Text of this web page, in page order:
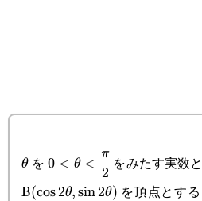
\theta
θを 0<\theta<\cfrac{\pi}
0 < θ <
2
π をみたす実数
B(\cos2\theta,\sin2\theta)
(cos2θ, sin2θ) を頂点とす